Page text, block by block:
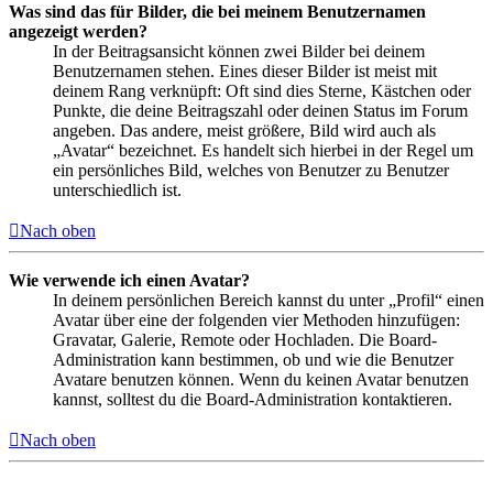
Was sind das für Bilder, die bei meinem Benutzernamen
angezeigt werden?
In der Beitragsansicht können zwei Bilder bei deinem
Benutzernamen stehen. Eines dieser Bilder ist meist mit
deinem Rang verknüpft: Oft sind dies Sterne, Kästchen oder
Punkte, die deine Beitragszahl oder deinen Status im Forum
angeben. Das andere, meist größere, Bild wird auch als
„Avatar“ bezeichnet. Es handelt sich hierbei in der Regel um
ein persönliches Bild, welches von Benutzer zu Benutzer
unterschiedlich ist.
Nach oben
Wie verwende ich einen Avatar?
In deinem persönlichen Bereich kannst du unter „Profil“ einen
Avatar über eine der folgenden vier Methoden hinzufügen:
Gravatar, Galerie, Remote oder Hochladen. Die Board-
Administration kann bestimmen, ob und wie die Benutzer
Avatare benutzen können. Wenn du keinen Avatar benutzen
kannst, solltest du die Board-Administration kontaktieren.
Nach oben